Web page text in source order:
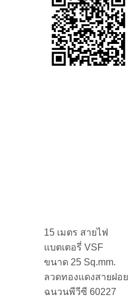
15 เมตร สายไฟ
แบตเตอรี่ VSF
ขนาด 25 Sq.mm.
ลวดทองแดงสายฝอย
ฉนวนพีวีซี 60227